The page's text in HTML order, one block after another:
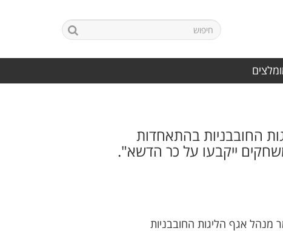
החובבניות בהתאחדות
ייקבעו על כר הדשא".
מנהל אגף הליגות החובבניות